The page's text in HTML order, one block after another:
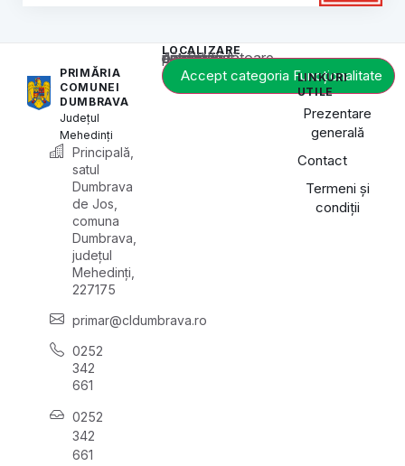
PRIMĂRIA
COMUNEI
DUMBRAVA
Județul
Mehedinți
Principală,
satul
Dumbrava
de Jos,
comuna
Dumbrava,
județul
Mehedinți,
227175
primar@cldumbrava.ro
0252
342
661
0252
342
661
LOCALIZARE
Acest conținut este blocat până când acceptați categoria corespunzătoare de cookie-uri.
Accept categoria Funcționalitate
LINKURI
UTILE
Prezentare
generală
Contact
Termeni și
condiții